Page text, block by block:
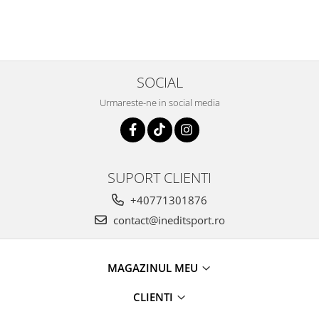
SOCIAL
Urmareste-ne in social media
SUPORT CLIENTI
+40771301876
contact@ineditsport.ro
MAGAZINUL MEU
CLIENTI